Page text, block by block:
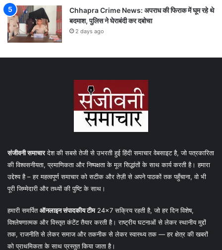
Chhapra Crime News: अपराध की फिराक में घूम रहे थे
बदमाश, पुलिस ने घेराबंदी कर दबोचा
2 days ago
संजीवनी समाचारदेश की सबसे तेजी से उभरती हुई हिंदी समाचार वेबसाइट है, जो पत्रकारिता
की विश्वसनीयता, प्रमाणिकता और निष्पक्षता के मूल सिद्धांतों के साथ कार्य करती है। हमारा
उद्देश्य है – हर महत्वपूर्ण समाचार को सटीक और तेज़ी से अपने पाठकों तक पहुँचाना, वो भी
पूरी जिम्मेदारी और तथ्यों की पुष्टि के साथ।
हमारी समर्पितऑनलाइन संपादकीय टीम24×7 सक्रिय रहती है, जो हर दिन विशेष,
विश्लेषणात्मक और विस्तृत कंटेंट तैयार करती है। राष्ट्रीय घटनाओं से लेकर स्थानीय मुद्दों
तक, राजनीति से लेकर समाज और तकनीक से लेकर स्वास्थ्य तक — हर क्षेत्र की खबरों
को प्राथमिकता के साथ प्रस्तुत किया जाता है।